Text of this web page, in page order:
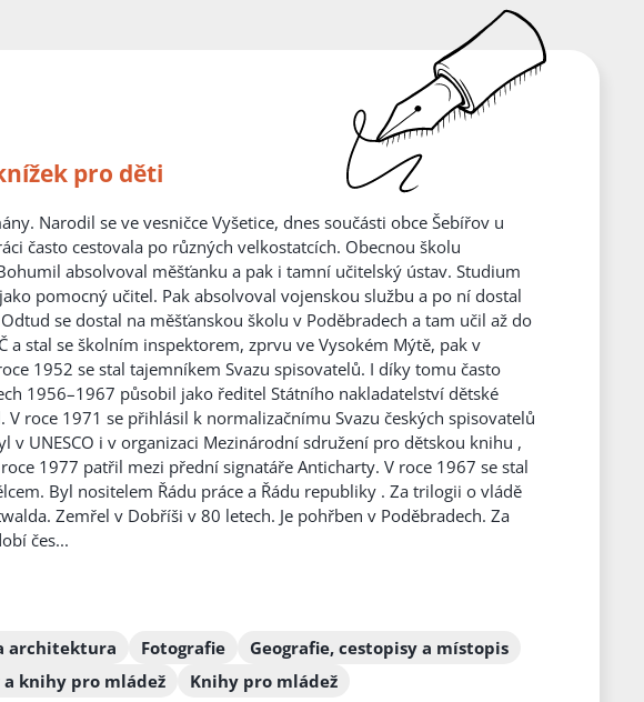
pro děti
Narodil se ve vesničce Vyšetice, dnes součásti obce Šebířov u
často cestovala po různých velkostatcích. Obecnou školu
absolvoval měšťanku a pak i tamní učitelský ústav. Studium
pomocný učitel. Pak absolvoval vojenskou službu a po ní dostal
se dostal na měšťanskou školu v Poděbradech a tam učil až do
a stal se školním inspektorem, zprvu ve Vysokém Mýtě, pak v
1952 se stal tajemníkem Svazu spisovatelů. I díky tomu často
1956–1967 působil jako ředitel Státního nakladatelství dětské
roce 1971 se přihlásil k normalizačnímu Svazu českých spisovatelů
UNESCO i v organizaci Mezinárodní sdružení pro dětskou knihu ,
1977 patřil mezi přední signatáře Anticharty. V roce 1967 se stal
Byl nositelem Řádu práce a Řádu republiky . Za trilogii o vládě
Zemřel v Dobříši v 80 letech. Je pohřben v Poděbradech. Za
čes...
architektura Fotografie
Geografie, cestopisy a místopis
a knihy pro mládež
Knihy pro mládež